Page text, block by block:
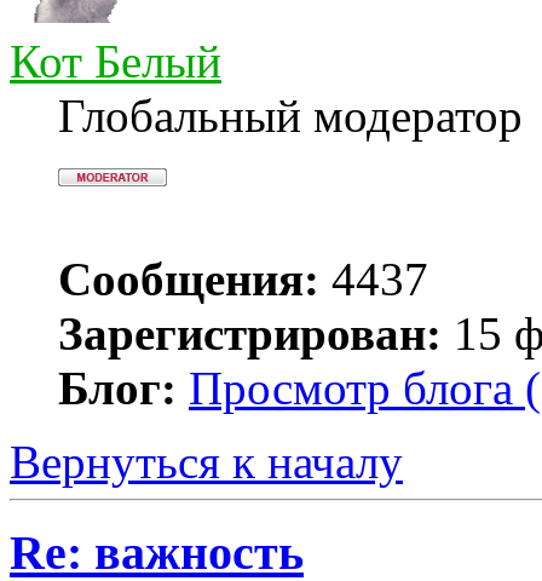
Кот Белый
Глобальный модератор
Сообщения: 4437
Зарегистрирован: 15
Блог: Просмотр блога
Вернуться к началу
Re: важность